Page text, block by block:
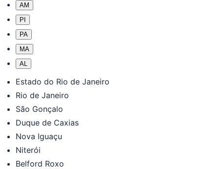
AM
PI
PA
MA
AL
Estado do Rio de Janeiro
Rio de Janeiro
São Gonçalo
Duque de Caxias
Nova Iguaçu
Niterói
Belford Roxo